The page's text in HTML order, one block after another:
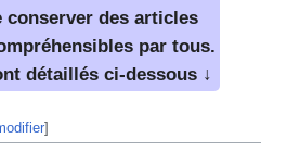
conserver des articles
par tous.
détaillés ci-dessous ↓
]